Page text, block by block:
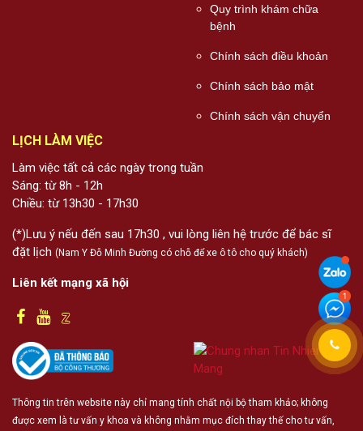
Quy trình khám chữa
bệnh
Chính sách điều khoản
Chính sách bảo mật
Chính sách vận chuyển
LỊCH LÀM VIỆC
Làm việc tất cả các ngày trong tuần
Sáng: từ 8h - 12h
Chiều: từ 13h30 - 17h30
(*)Lưu ý nếu đến sau 17h30 , vui lòng liên hệ trước để bác sĩ
đặt lịch (Nam Y Đỗ Minh Đường có chỗ để xe ô tô cho quý khách)
Liên kết mạng xã hội
Thông tin trên website này chỉ mang tính chất nội bộ tham khảo; không
được xem là tư vấn y khoa và không nhằm mục đích thay thế cho tư vấn,